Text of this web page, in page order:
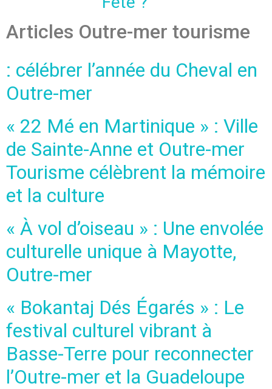
Articles Outre-mer tourisme
: célébrer l’année du Cheval en
Outre-mer
« 22 Mé en Martinique » : Ville
de Sainte-Anne et Outre-mer
Tourisme célèbrent la mémoire
et la culture
« À vol d’oiseau » : Une envolée
culturelle unique à Mayotte,
Outre-mer
« Bokantaj Dés Égarés » : Le
festival culturel vibrant à
Basse-Terre pour reconnecter
l’Outre-mer et la Guadeloupe